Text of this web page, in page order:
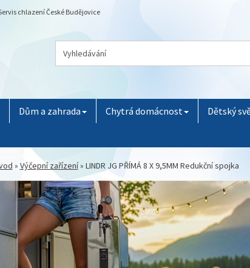
chlazení České Budějovice
Dům a zahrada Chytrá domácnost Dětský
» Výčepní zařízení» LINDR JG PŘÍMÁ 8 X 9,5MM Redukční spojka